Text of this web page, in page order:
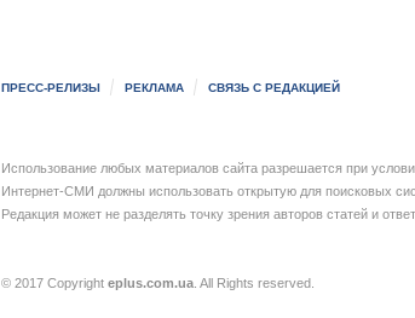
ПРЕСС-РЕЛИЗЫ РЕКЛАМА СВЯЗЬ С РЕДАКЦИЕЙ
Использование любых материалов сайта разрешается при
Интернет-СМИ должны использовать открытую для поисковых
Редакция может не разделять точку зрения авторов статей и
© 2017 Copyright eplus.com.ua. All Rights reserved.